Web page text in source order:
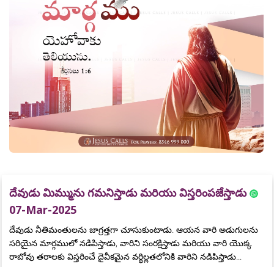
దేవుడు మిమ్మును గమనిస్తాడు మరియు విస్తరింపజేస్తాడు
07-Mar-2025
దేవుడు నీతిమంతులను జాగ్రత్తగా చూసుకుంటాడు. ఆయన వారి అడుగులను
సరియైన మార్గములో నడిపిస్తాడు, వారిని సంరక్షిస్తాడు మరియు వారి యొక్క
రాబోవు తరాలకు విస్తరించే దైవీకమైన వర్థిల్లతలోనికి వారిని నడిపిస్తాడు...